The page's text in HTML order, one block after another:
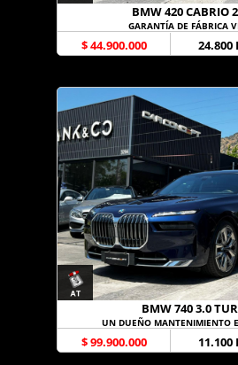
BMW 420 CABRIO
GARANTÍA DE FÁBRICA
$ 44.900.000 24.800
BMW 740 3.0
UN DUEÑO MANTENIMIENTO
$ 99.900.000 11.100